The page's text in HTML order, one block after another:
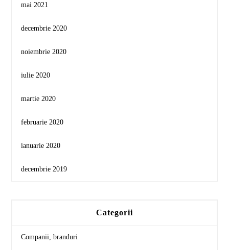
mai 2021
decembrie 2020
noiembrie 2020
iulie 2020
martie 2020
februarie 2020
ianuarie 2020
decembrie 2019
Categorii
Companii, branduri